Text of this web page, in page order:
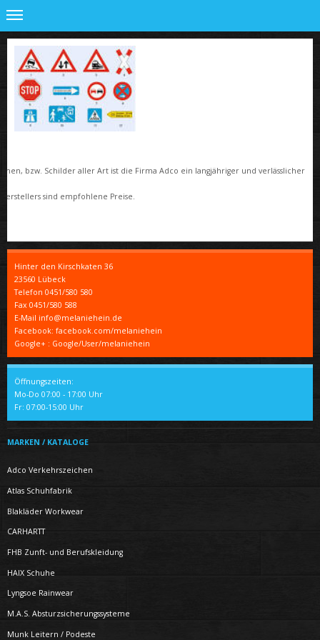
bzw. Schilder aller Art ist die Firma Adco ein langjähriger und verlässlicher
sind empfohlene Preise.
Hinter den Kirschkaten 36
23560 Lübeck
Telefon 0451/580 580
Fax 0451/580 588
E-Mail info@melaniehein.de
Facebook: facebook.com/melaniehein
Google+ : Google/User/melaniehein
Öffnungszeiten:
Mo-Do 07:00 - 17:00 Uhr
Fr: 07:00-15:00 Uhr
MARKEN / KATALOGE
Adco Verkehrszeichen
Atlas Schuhfabrik
Blakläder Workwear
CARHARTT
FHB Zunft- und Berufskleidung
HAIX Schuhe
Lyngsoe Rainwear
M.A.S. Absturzsicherungssysteme
Munk Leitern / Podeste